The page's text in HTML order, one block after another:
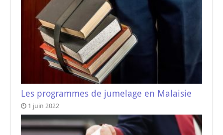
Les programmes de jumelage en Malaisie
1 juin 2022